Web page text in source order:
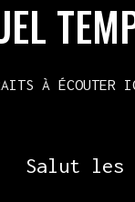
À ÉCOUTER
Salut les